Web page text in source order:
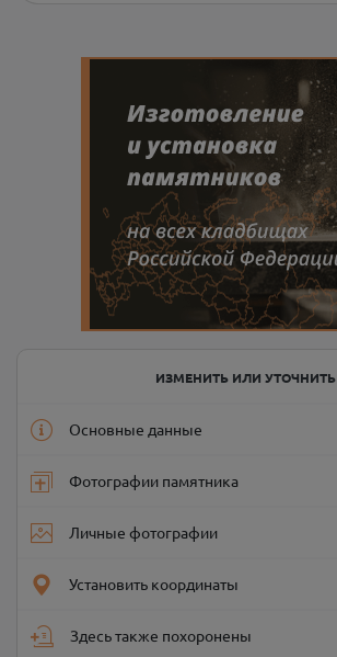
ИЗМЕНИТЬ ИЛИ УТОЧНИТЬ
Основные данные
Фотографии памятника
Личные фотографии
Установить координаты
Здесь также похоронены